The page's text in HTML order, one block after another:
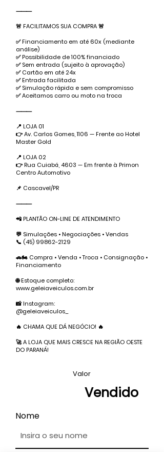
⸻
🚨 FACILITAMOS SUA COMPRA 🚨
✅ Financiamento em até 60x (mediante
análise)
✅ Possibilidade de 100% financiado
✅ Sem entrada (sujeito à aprovação)
✅ Cartão em até 24x
✅ Entrada facilitada
✅ Simulação rápida e sem compromisso
✅ Aceitamos carro ou moto na troca
⸻
📍 LOJA 01
👉 Av. Carlos Gomes, 1106 — Frente ao Hotel
Master Gold
📍 LOJA 02
👉 Rua Cuiabá, 4603 — Em frente à Primon
Centro Automotivo
📌 Cascavel/PR
⸻
📲 PLANTÃO ON-LINE DE ATENDIMENTO
💬 Simulações • Negociações • Vendas
📞 (45) 99862-2129
🚗🏍️ Compra • Venda • Troca • Consignação •
Financiamento
🌐 Estoque completo:
www.geleiaveiculos.com.br
📸 Instagram:
@geleiaveiculos_
🔥 CHAMA QUE DÁ NEGÓCIO! 🔥
🚀 A LOJA QUE MAIS CRESCE NA REGIÃO OESTE
DO PARANÁ!
Valor
Vendido
Nome